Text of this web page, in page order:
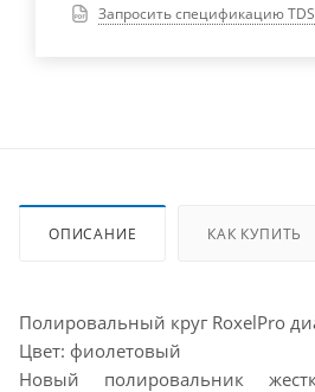
Запросить спецификацию TDS
ОПИСАНИЕ КАК КУПИТЬ
Полировальный круг RoxelPro
Цвет: фиолетовый
Новый полировальник